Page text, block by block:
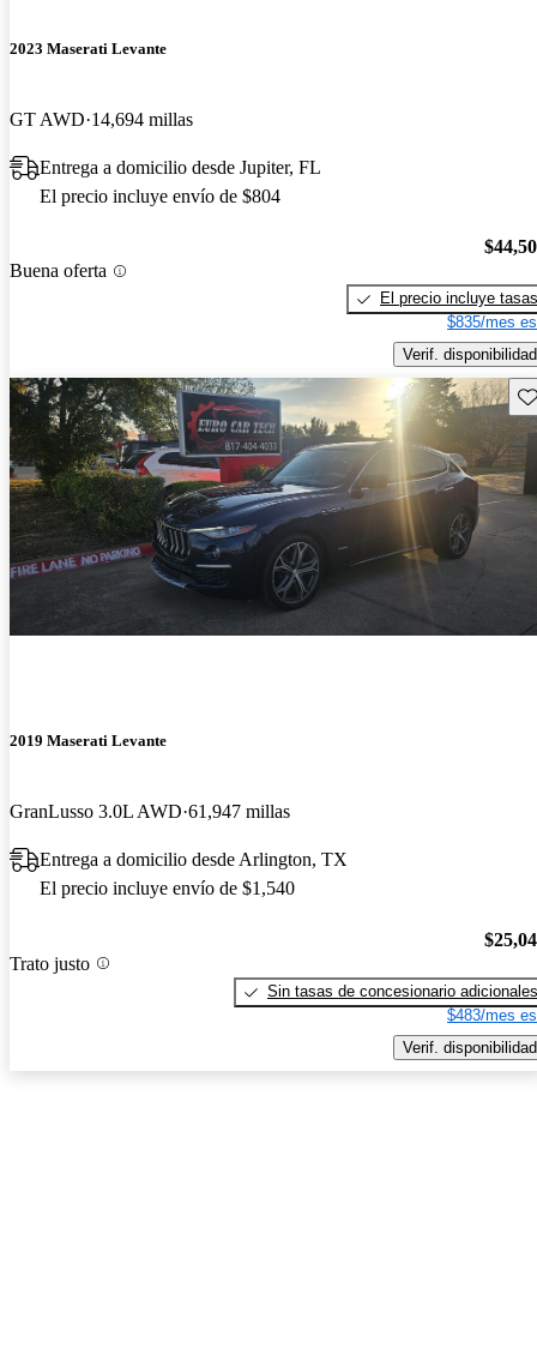
2023 Maserati Levante
GT AWD 14,694 millas
Entrega a domicilio desde Jupiter, FL
El precio incluye envío de $804
Buena oferta
El precio incluye tasas
$835/mes
Verif. disponibilidad
2019 Maserati Levante
GranLusso 3.0L AWD 61,947 millas
Entrega a domicilio desde Arlington, TX
El precio incluye envío de $1,540
Trato justo
Sin tasas de concesionario adicionales
$483/mes
Verif. disponibilidad